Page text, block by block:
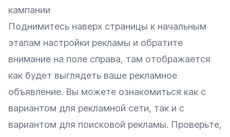
кампании
Поднимитесь наверх страницы к начальным
этапам настройки рекламы и обратите
внимание на поле справа, там отображается
как будет выглядеть ваше рекламное
объявление. Вы можете ознакомиться как с
вариантом для рекламной сети, так и с
вариантом для поисковой рекламы. Проверьте,